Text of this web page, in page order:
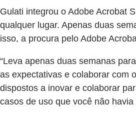
Gulati integrou o Adobe Acrobat
qualquer lugar. Apenas duas
isso, a procura pelo Adobe
“Leva apenas duas semanas
as expectativas e colaborar com
dispostos a inovar e colaborar
casos de uso que você não havia